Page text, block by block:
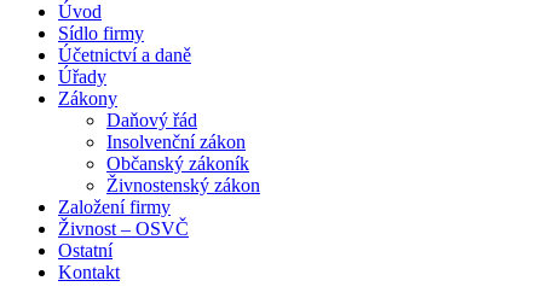
Portál pro podnikatele
Úvod
Sídlo firmy
Účetnictví a daně
Úřady
Zákony
Daňový řád
Insolvenční zákon
Občanský zákoník
Živnostenský zákon
Založení firmy
Živnost – OSVČ
Ostatní
Kontakt